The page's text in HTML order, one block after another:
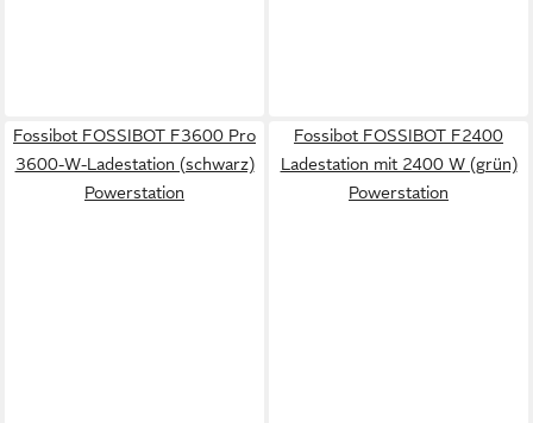
Fossibot FOSSIBOT F3600 Pro
3600-W-Ladestation (schwarz)
Powerstation
Fossibot FOSSIBOT F2400
Ladestation mit 2400 W (grün)
Powerstation